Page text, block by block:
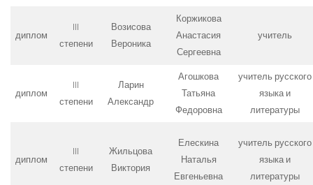
диплом
III
степени
Возисова
Вероника
Коржикова
Анастасия
Сергеевна
учитель
диплом
III
степени
Ларин
Александр
Агошкова
Татьяна
Федоровна
учитель русского
языка и
литературы
диплом
III
степени
Жильцова
Виктория
Елескина
Наталья
Евгеньевна
учитель русского
языка и
литературы